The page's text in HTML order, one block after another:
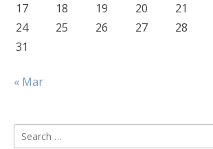
17
18 19 20 21
24
25 26 27 28
31
« Mar
Search